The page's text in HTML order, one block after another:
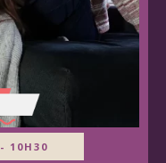
10H30